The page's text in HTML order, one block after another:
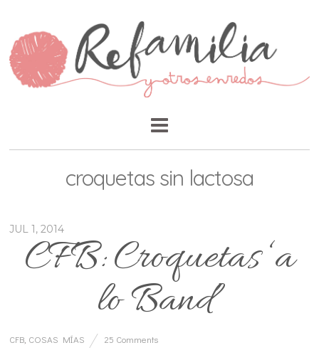
croquetas sin lactosa
JUL 1, 2014
CFB: Croquetas ‘a
lo Band’
CFB COSAS MÍAS 25 Comments